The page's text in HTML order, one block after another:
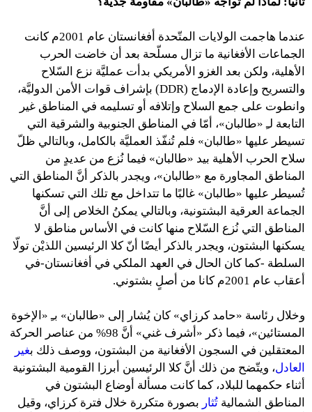
عندما هاجمت الولايات المتّحدة أفغانستان عام 2001م كانت
الجماعات الأفغانية ما تزال مسلّحة بعد أن خاضت الحرب
الأهلية، ولكن بعد الغزو الأمريكي بدأت عمليَّة نزع السّلاح
والتسريح وإعادة الإدماج (DDR) بإشراف قوات الأمن الدوليَّة،
وانطوت على جمع السلاح وإتلافه أو تسليمه في المناطق غير
التابعة لـِ «طالبان»، أمّا في المناطق الجنوبية والشرقية التي
تسيطر عليها «طالبان» فلم تُنفّذ العمليَّة بالكامل، وبالتالي ظلّ
سلاح الحرب الأهلية بيد «طالبان» فيما نُزع من عديدٍ من
المناطق المجاورة مع «طالبان»، ويجدر بالذكر أنَّ المناطق التي
تُسيطر عليها «طالبان» غالبًا ما تتداخل مع تلك التي تسكنها
الجماعة العرقية البشتونية، وبالتالي يمكنُ الخلاص إلى أنَّ
المناطق التي نُزع السّلاح منها كانت في الأساس مناطق لا
يسكنها البشتون، ويجدر بالذكر أيضًا أنّ كلا الرئيسين اللذيْن تولّا
السلطة -كما كان الحال في العهد الملكي في أفغانستان-في
أعقاب عام 2001م كانا من أصلٍ بشتوني.
وخلال رئاسة «حامد كرزاي» كان يُشار إلى «طالبان» بـِ «الإخوة
المستائين»، فيما ذكر «أشرف غني» أنَّ 98% من عناصر الحركة
المعتقلين في السجون الأفغانية من البشتون، ووصف ذلك بغير
العادل، ويتّضح من ذلك أنَّ كلا الرئيسين أبرزا القومية البشتونية
أثناء حكمهما للبلاد، كما كانت مسألة أوضاع البشتون في
المناطق الشمالية تُثار بصورة متكررة خلال فترة كرزاي، وقيل